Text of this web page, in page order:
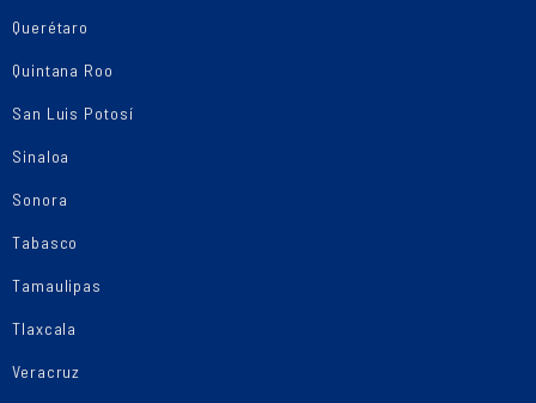
Querétaro
Quintana Roo
San Luis Potosí
Sinaloa
Sonora
Tabasco
Tamaulipas
Tlaxcala
Veracruz